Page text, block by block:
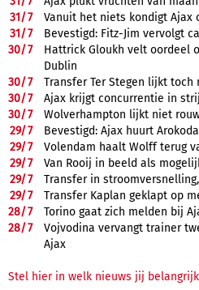
31/7
Vanuit het niets kondigt Ajax
31/7
Bevestigd: Fitz-Jim vervolgt
30/7
Hattrick Gloukh velt oordeel
Dublin
30/7
Transfer Ter Stegen lijkt toch
30/7
Ajax krijgt concurrentie in
30/7
Wolverhampton lijkt niet
29/7
Bevestigd: Ajax huurt
29/7
Volendam haalt Wolff terug
29/7
Van Rooij in beeld als
29/7
Transfer in
29/7
Transfer Kaplan geklapt op
28/7
Torino gaat zich melden bij
28/7
Vojvodina vervangt trainer
Ajax
Stel hier in welk nieuws jij